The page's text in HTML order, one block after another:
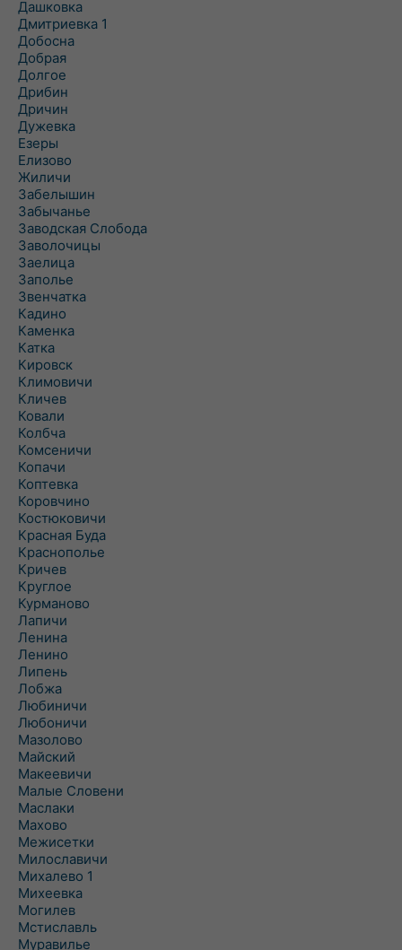
Дашковка
Дмитриевка 1
Добосна
Добрая
Долгое
Дрибин
Дричин
Дужевка
Езеры
Елизово
Жиличи
Забелышин
Забычанье
Заводская Слобода
Заволочицы
Заелица
Заполье
Звенчатка
Кадино
Каменка
Катка
Кировск
Климовичи
Кличев
Ковали
Колбча
Комсеничи
Копачи
Коптевка
Коровчино
Костюковичи
Красная Буда
Краснополье
Кричев
Круглое
Курманово
Лапичи
Ленина
Ленино
Липень
Лобжа
Любиничи
Любоничи
Мазолово
Майский
Макеевичи
Малые Словени
Маслаки
Махово
Межисетки
Милославичи
Михалево 1
Михеевка
Могилев
Мстиславль
Муравилье